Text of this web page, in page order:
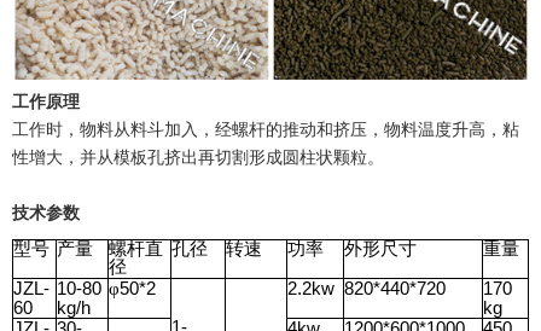
工作原理
工作时，物料从料斗加入，经螺杆的推动和挤压，物料温度升高，粘
性增大，并从模板孔挤出再切割形成圆柱状颗粒。
技术参数
型号 产量
螺杆直
径
孔径 转速 功率 外形尺寸 重量
JZL-
60
10-80
kg/h
φ50*2
2.2kw 820*440*720
170
kg